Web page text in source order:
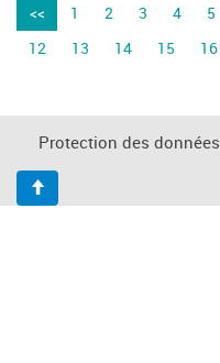
<< 1 2 3 4 5
12
13 14 15 16
Protection des données